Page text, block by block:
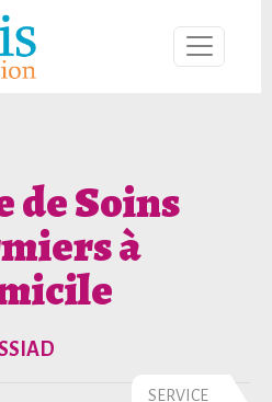
de Soins
à
SERVICE